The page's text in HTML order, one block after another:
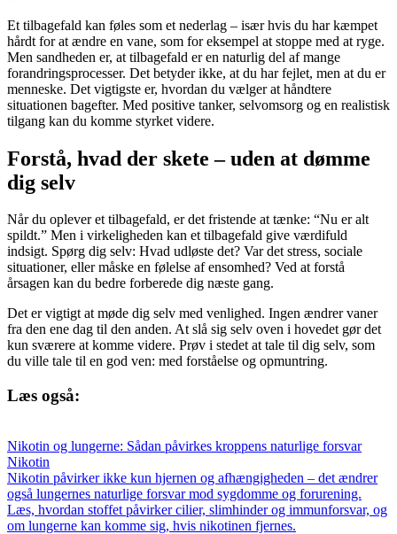
Et tilbagefald kan føles som et nederlag – især hvis du har kæmpet
hårdt for at ændre en vane, som for eksempel at stoppe med at ryge.
Men sandheden er, at tilbagefald er en naturlig del af mange
forandringsprocesser. Det betyder ikke, at du har fejlet, men at du er
menneske. Det vigtigste er, hvordan du vælger at håndtere
situationen bagefter. Med positive tanker, selvomsorg og en realistisk
tilgang kan du komme styrket videre.
Forstå, hvad der skete – uden at dømme
dig selv
Når du oplever et tilbagefald, er det fristende at tænke: “Nu er alt
spildt.” Men i virkeligheden kan et tilbagefald give værdifuld
indsigt. Spørg dig selv: Hvad udløste det? Var det stress, sociale
situationer, eller måske en følelse af ensomhed? Ved at forstå
årsagen kan du bedre forberede dig næste gang.
Det er vigtigt at møde dig selv med venlighed. Ingen ændrer vaner
fra den ene dag til den anden. At slå sig selv oven i hovedet gør det
kun sværere at komme videre. Prøv i stedet at tale til dig selv, som
du ville tale til en god ven: med forståelse og opmuntring.
Læs også:
Nikotin og lungerne: Sådan påvirkes kroppens naturlige forsvar
Nikotin
Nikotin påvirker ikke kun hjernen og afhængigheden – det ændrer
også lungernes naturlige forsvar mod sygdomme og forurening.
Læs, hvordan stoffet påvirker cilier, slimhinder og immunforsvar, og
om lungerne kan komme sig, hvis nikotinen fjernes.